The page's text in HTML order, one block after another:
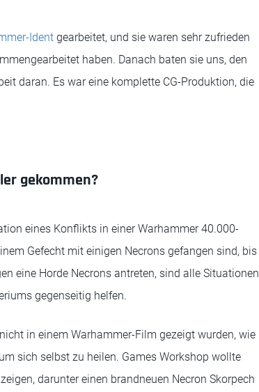
Ident gearbeitet, und sie waren sehr zufrieden
haben. Danach baten sie uns, den
daran. Es war eine komplette CG-Produktion, die
gekommen?
eines Konflikts in einer Warhammer 40.000-
Gefecht mit einigen Necrons gefangen sind, bis
eine Horde Necrons antreten, sind alle Situationen
gegenseitig helfen.
in einem Warhammer-Film gezeigt wurden, wie
sich selbst zu heilen. Games Workshop wollte
darunter einen brandneuen Necron Skorpech